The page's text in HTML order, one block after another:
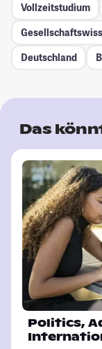
Vollzeitstudium
Deutschland
Das
Politics,